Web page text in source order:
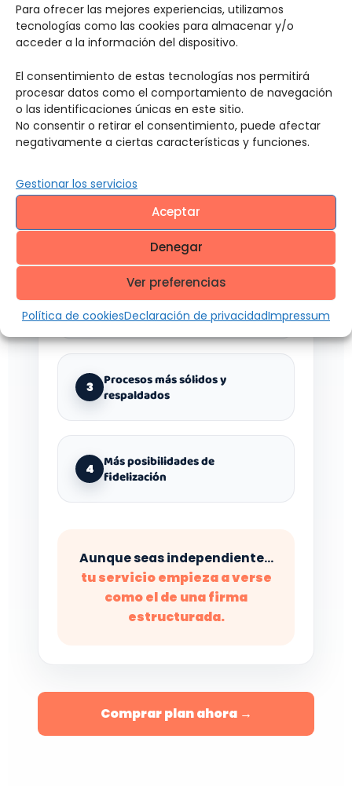
Para ofrecer las mejores experiencias, utilizamos
tecnologías como las cookies para almacenar y/o
acceder a la información del dispositivo.
El consentimiento de estas tecnologías nos permitirá
procesar datos como el comportamiento de navegación
o las identificaciones únicas en este sitio.
No consentir o retirar el consentimiento, puede afectar
negativamente a ciertas características y funciones.
Gestionar los servicios
Aceptar
Denegar
Ver preferencias
Política de cookiesDeclaración de privacidadImpressum
Más confianza frente al cliente
2
Mayor percepción de
profesionalismo
3
Procesos más sólidos y
respaldados
4
Más posibilidades de
fidelización
Aunque seas independiente…
tu servicio empieza a verse
como el de una firma
estructurada.
Comprar plan ahora →